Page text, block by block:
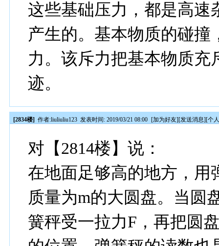
这些基础压力，都是高速
产生的。基本物质的碰
力。该斥力把基本物质
迹。
[2834楼] 作者:liuliuliu123 发表时间: 2019/03/21 08:00 [加为好友][发送消息][个
对【2814楼】说：
在地面足够高的地方，用
质量为m的大圆盘。当圆
簧秤受一拉力F，再把圆